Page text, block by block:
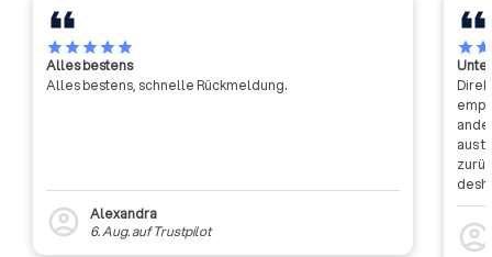
starstarstarstarstar
Alles bestens
Alles bestens, schnelle Rückmeldung.
account_circle
Alexandra
6. Aug.auf Trustpilot
starstar
aus
dass
account_circle